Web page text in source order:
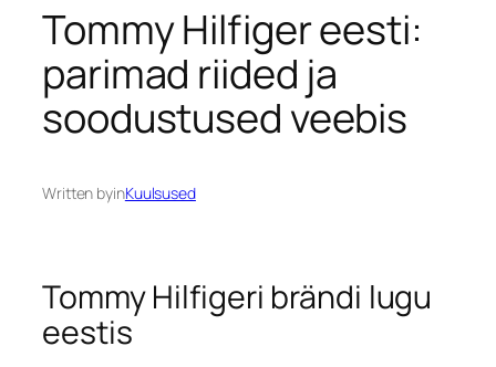
Tommy Hilfiger eesti:
parimad riided ja
soodustused veebis
Written byinKuulsused
Tommy Hilfigeri brändi lugu
eestis